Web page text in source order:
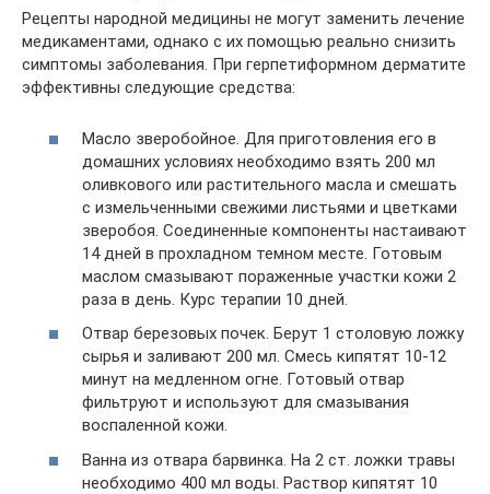
Рецепты народной медицины не могут заменить лечение
медикаментами, однако с их помощью реально снизить
симптомы заболевания. При герпетиформном дерматите
эффективны следующие средства:
Масло зверобойное. Для приготовления его в
домашних условиях необходимо взять 200 мл
оливкового или растительного масла и смешать
с измельченными свежими листьями и цветками
зверобоя. Соединенные компоненты настаивают
14 дней в прохладном темном месте. Готовым
маслом смазывают пораженные участки кожи 2
раза в день. Курс терапии 10 дней.
Отвар березовых почек. Берут 1 столовую ложку
сырья и заливают 200 мл. Смесь кипятят 10-12
минут на медленном огне. Готовый отвар
фильтруют и используют для смазывания
воспаленной кожи.
Ванна из отвара барвинка. На 2 ст. ложки травы
необходимо 400 мл воды. Раствор кипятят 10